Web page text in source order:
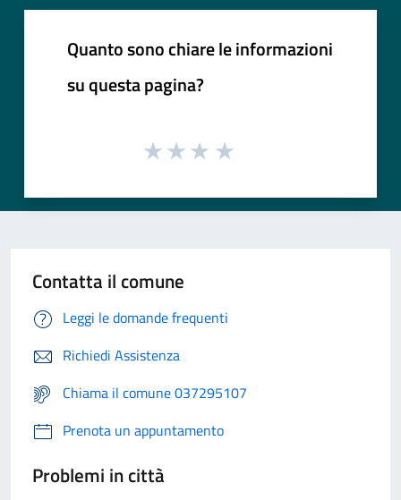
Quanto sono chiare le informazioni
su questa pagina?
Contatta il comune
Leggi le domande frequenti
Richiedi Assistenza
Chiama il comune 037295107
Prenota un appuntamento
Problemi in città